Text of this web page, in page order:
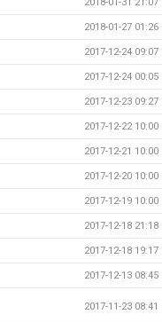
2018-01-27 01:26
2017-12-24 09:07
2017-12-24 00:05
2017-12-23 09:27
2017-12-22 10:00
2017-12-21 10:00
2017-12-20 10:00
2017-12-19 10:00
2017-12-18 21:18
2017-12-18 19:17
2017-12-13 08:45
2017-11-23 08:41